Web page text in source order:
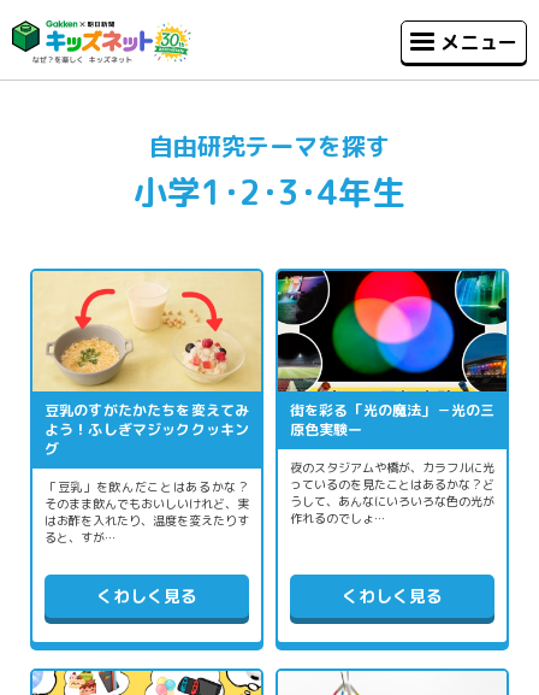
メニュー
自由研究テーマを探す
小学1･2･3･4年生
豆乳のすがたかたちを変えてみ
よう！ふしぎマジッククッキン
グ
「豆乳」を飲んだことはあるかな？
そのまま飲んでもおいしいけれど、実
はお酢を入れたり、温度を変えたりす
ると、すが…
くわしく見る
街を彩る「光の魔法」－光の三
原色実験ー
夜のスタジアムや橋が、カラフルに光
っているのを見たことはあるかな？ど
うして、あんなにいろいろな色の光が
作れるのでしょ…
くわしく見る